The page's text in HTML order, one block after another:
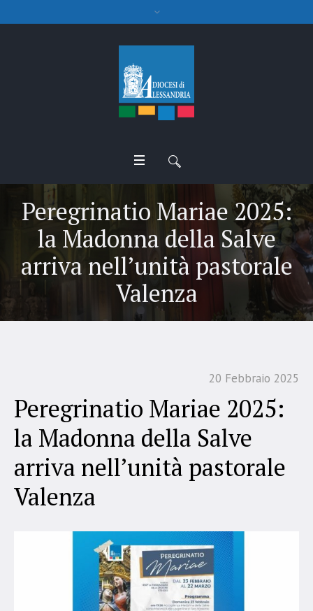
Peregrinatio Mariae 2025:
la Madonna della Salve
arriva nell’unità pastorale
Valenza
20 Febbraio 2025
Peregrinatio Mariae 2025:
la Madonna della Salve
arriva nell’unità pastorale
Valenza